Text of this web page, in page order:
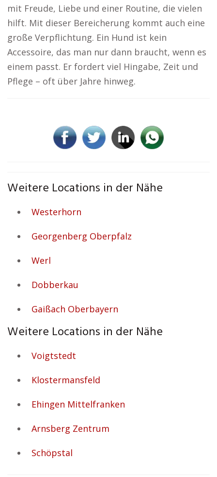
mit Freude, Liebe und einer Routine, die vielen
hilft. Mit dieser Bereicherung kommt auch eine
große Verpflichtung. Ein Hund ist kein
Accessoire, das man nur dann braucht, wenn es
einem passt. Er fordert viel Hingabe, Zeit und
Pflege – oft über Jahre hinweg.
Weitere Locations in der Nähe
Westerhorn
Georgenberg Oberpfalz
Werl
Dobberkau
Gaißach Oberbayern
Weitere Locations in der Nähe
Voigtstedt
Klostermansfeld
Ehingen Mittelfranken
Arnsberg Zentrum
Schöpstal